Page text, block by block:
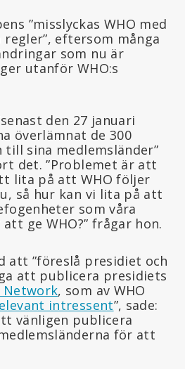
”misslyckas WHO med
eftersom många
som nu är
utanför WHO:s
den 27 januari
överlämnat de 300
sina medlemsländer”
det. ”Problemet är att
lita på att WHO följer
så hur kan vi lita på att
som våra
ge WHO?” frågar hon.
att ”föreslå presidiet och
att publicera presidiets
Network, som av WHO
intressent”, sade:
vänligen publicera
för att